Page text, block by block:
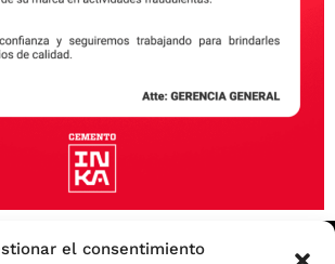
el consentimiento